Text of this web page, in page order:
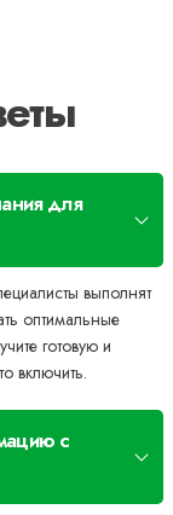
для
выполнят
оптимальные
готовую и
включить.
с